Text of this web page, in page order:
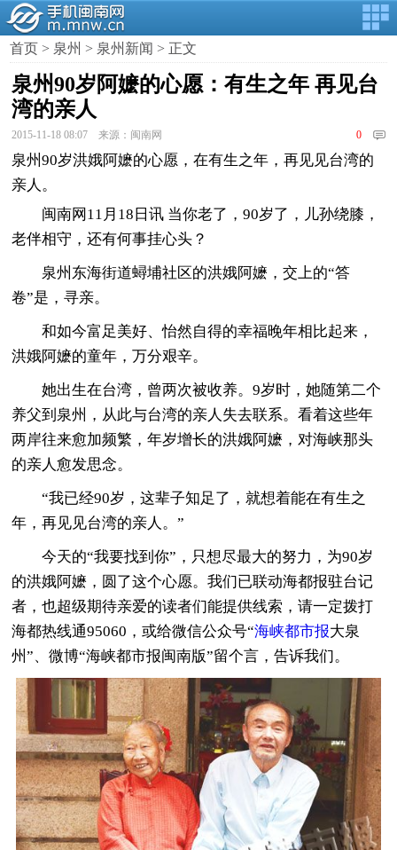
首页 > 泉州 > 泉州新闻 > 正文
泉州90岁阿嬷的心愿：有生之年 再见台
湾的亲人
2015-11-18 08:07 来源：闽南网 0
泉州90岁洪娥阿嬷的心愿，在有生之年，再见见台湾的
亲人。
闽南网11月18日讯 当你老了，90岁了，儿孙绕膝，
老伴相守，还有何事挂心头？
泉州东海街道蟳埔社区的洪娥阿嬷，交上的“答
卷”是，寻亲。
和如今富足美好、怡然自得的幸福晚年相比起来，
洪娥阿嬷的童年，万分艰辛。
她出生在台湾，曾两次被收养。9岁时，她随第二个
养父到泉州，从此与台湾的亲人失去联系。看着这些年
两岸往来愈加频繁，年岁增长的洪娥阿嬷，对海峡那头
的亲人愈发思念。
“我已经90岁，这辈子知足了，就想着能在有生之
年，再见见台湾的亲人。”
今天的“我要找到你”，只想尽最大的努力，为90岁
的洪娥阿嬷，圆了这个心愿。我们已联动海都报驻台记
者，也超级期待亲爱的读者们能提供线索，请一定拨打
海都热线通95060，或给微信公众号“海峡都市报大泉
州”、微博“海峡都市报闽南版”留个言，告诉我们。